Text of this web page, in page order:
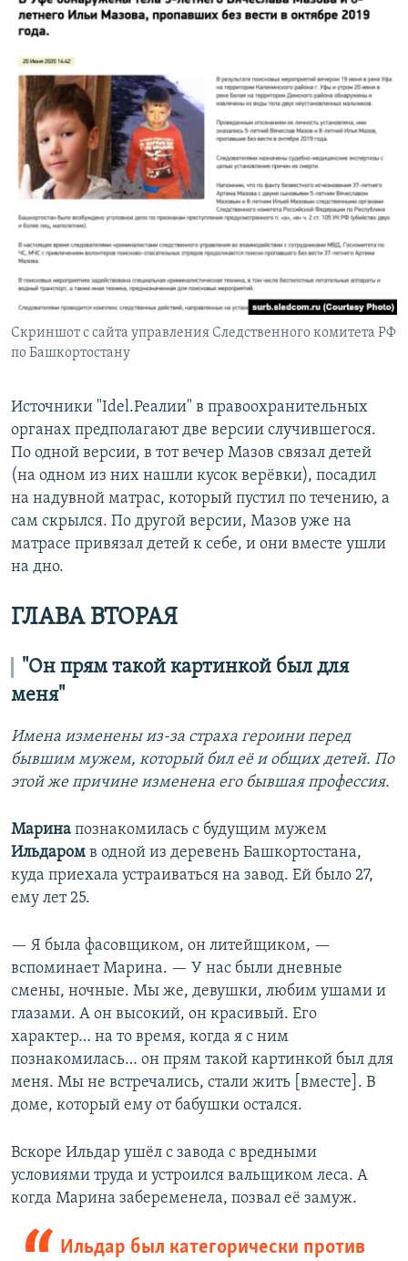
Скриншот с сайта управления Следственного комитета РФ
по Башкортостану
Источники "Idel.Реалии" в правоохранительных
органах предполагают две версии случившегося.
По одной версии, в тот вечер Мазов связал детей
(на одном из них нашли кусок верёвки), посадил
на надувной матрас, который пустил по течению, а
сам скрылся. По другой версии, Мазов уже на
матрасе привязал детей к себе, и они вместе ушли
на дно.
ГЛАВА ВТОРАЯ
"Он прям такой картинкой был для
меня"
Имена изменены из-за страха героини перед
бывшим мужем, который бил её и общих детей. По
этой же причине изменена его бывшая профессия.
Марина познакомилась с будущим мужем
Ильдаром в одной из деревень Башкортостана,
куда приехала устраиваться на завод. Ей было 27,
ему лет 25.
— Я была фасовщиком, он литейщиком, —
вспоминает Марина. — У нас были дневные
смены, ночные. Мы же, девушки, любим ушами и
глазами. А он высокий, он красивый. Его
характер… на то время, когда я с ним
познакомилась… он прям такой картинкой был для
меня. Мы не встречались, стали жить [вместе]. В
доме, который ему от бабушки остался.
Вскоре Ильдар ушёл с завода с вредными
условиями труда и устроился вальщиком леса. А
когда Марина забеременела, позвал её замуж.
Ильдар был категорически против